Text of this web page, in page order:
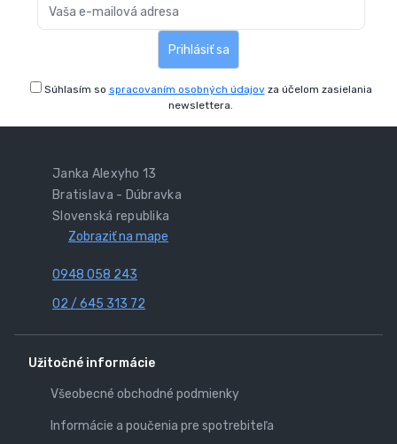
Prihlásiť sa
Súhlasím so spracovaním osobných údajovza účelom zasielania
newslettera.
Janka Alexyho 13
Bratislava - Dúbravka
Slovenská republika
Zobraziť na mape
0948 058 243
02 / 645 313 72
Užitočné informácie
Všeobecné obchodné podmienky
Informácie a poučenia pre spotrebiteľa